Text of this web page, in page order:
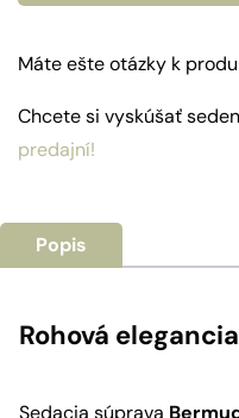
Máte ešte otázky k
Chcete si vyskúšať
predajní!
Popis
Rohová